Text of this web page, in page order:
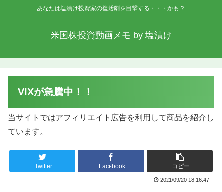
あなたは塩漬け投資家の復活劇を目撃する・・・かも？
米国株投資動画メモ by 塩漬け
VIXが急騰中！！
当サイトではアフィリエイト広告を利用して商品を紹介し
ています。
Twitter Facebook コピー
2021/09/20 18:16:47